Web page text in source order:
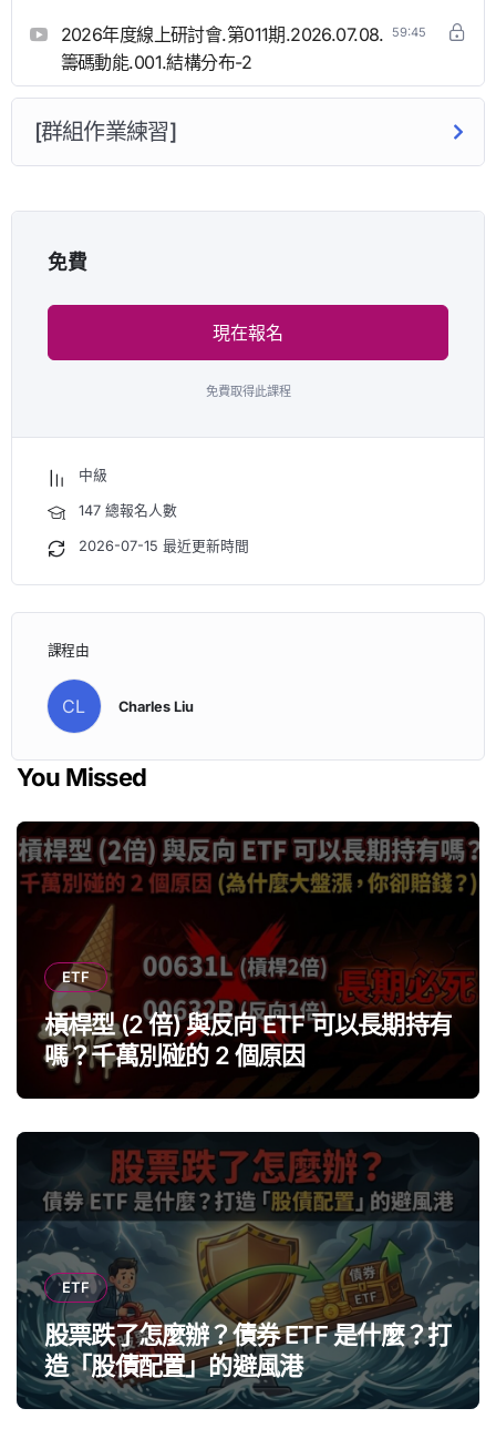
2026年度線上研討會.第011期.2026.07.08.
籌碼動能.001.結構分布-2
59:45
[群組作業練習]
免費
現在報名
免費取得此課程
中級
147 總報名人數
2026-07-15 最近更新時間
課程由
CL Charles Liu
You Missed
ETF
槓桿型 (2 倍) 與反向 ETF 可以長期持有
嗎？千萬別碰的 2 個原因
ETF
股票跌了怎麼辦？債券 ETF 是什麼？打
造「股債配置」的避風港